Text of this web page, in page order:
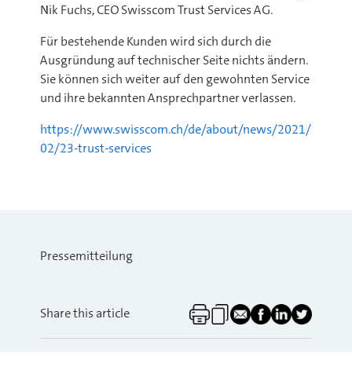
Nik Fuchs, CEO Swisscom Trust Services AG.
Für bestehende Kunden wird sich durch die
Ausgründung auf technischer Seite nichts ändern.
Sie können sich weiter auf den gewohnten Service
und ihre bekannten Ansprechpartner verlassen.
https://www.swisscom.ch/de/about/news/2021/
02/23-trust-services
Pressemitteilung
Share this article